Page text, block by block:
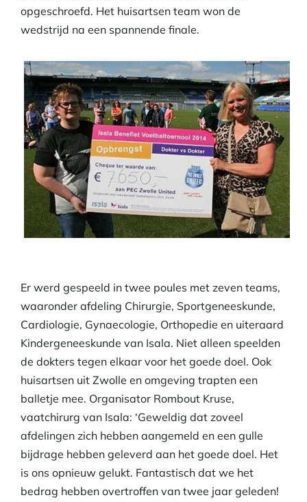
opgeschroefd. Het huisartsen team won de
wedstrijd na een spannende finale.
Er werd gespeeld in twee poules met zeven teams,
waaronder afdeling Chirurgie, Sportgeneeskunde,
Cardiologie, Gynaecologie, Orthopedie en uiteraard
Kindergeneeskunde van Isala. Niet alleen speelden
de dokters tegen elkaar voor het goede doel. Ook
huisartsen uit Zwolle en omgeving trapten een
balletje mee. Organisator Rombout Kruse,
vaatchirurg van Isala: ‘Geweldig dat zoveel
afdelingen zich hebben aangemeld en een gulle
bijdrage hebben geleverd aan het goede doel. Het
is ons opnieuw gelukt. Fantastisch dat we het
bedrag hebben overtroffen van twee jaar geleden!